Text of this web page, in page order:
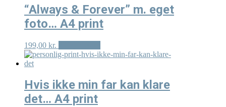
flere
varianter.
på
varesiden
“Always & Forever” m. eget
foto… A4 print
199,00 kr.
Hvis ikke min far kan klare
det… A4 print